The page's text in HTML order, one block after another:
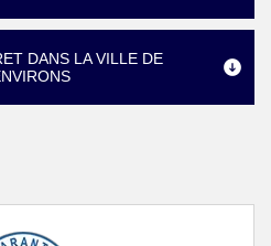
DANS LA VILLE DE